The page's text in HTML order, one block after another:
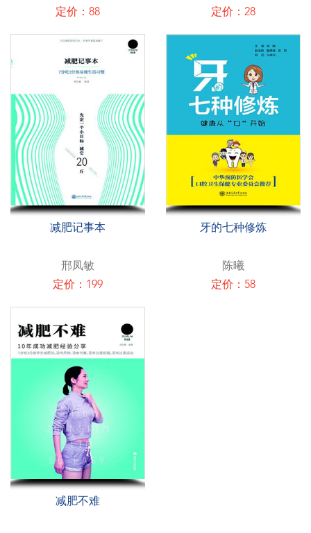
定价：88
定价：28
减肥记事本
邢凤敏
定价：199
牙的七种修炼
陈曦
定价：58
减肥不难